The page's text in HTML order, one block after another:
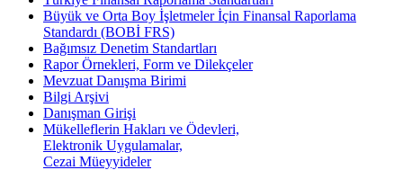
Büyük ve Orta Boy İşletmeler İçin Finansal Raporlama
Standardı (BOBİ FRS)
Bağımsız Denetim Standartları
Rapor Örnekleri, Form ve Dilekçeler
Mevzuat Danışma Birimi
Bilgi Arşivi
Danışman Girişi
Mükelleflerin Hakları ve Ödevleri,
Elektronik Uygulamalar,
Cezai Müeyyideler